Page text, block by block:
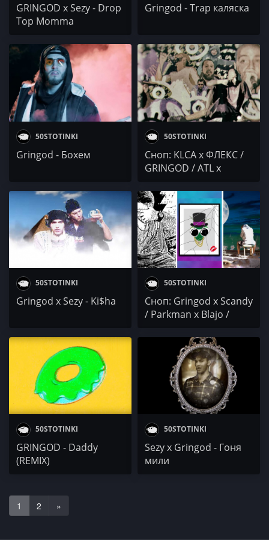
GRINGOD x Sezy - Drop
Top Momma
Gringod - Trap каляска
50STOTINKI
Gringod - Бохем
50STOTINKI
Сноп: KLCA x ФЛЕКС /
GRINGOD / ATL x
50STOTINKI
Gringod x Sezy - Ki$ha
50STOTINKI
Сноп: Gringod x Scandy
/ Parkman x Blajo /
50STOTINKI
GRINGOD - Daddy
(REMIX)
50STOTINKI
Sezy x Gringod - Гоня
мили
1 2 »